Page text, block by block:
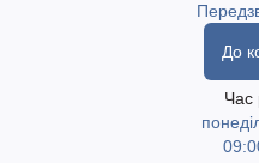
До
Час